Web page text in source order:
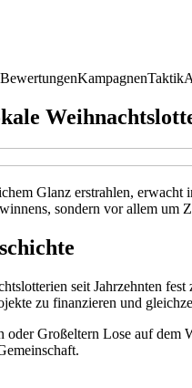
BewertungenKampagnenTaktik
Glanz erstrahlen,
sondern vor allem um
seit Jahrzehnten
zu finanzieren und
Großeltern Lose auf